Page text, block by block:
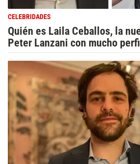
CELEBRIDADES
Quién es Laila Ceballos, la
Peter Lanzani con mucho